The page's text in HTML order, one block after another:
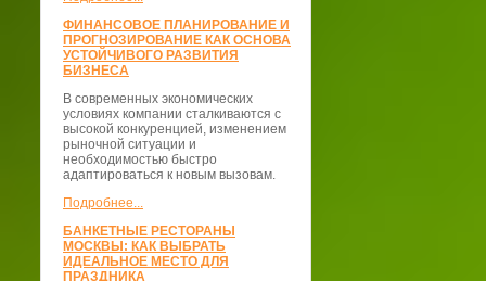
ФИНАНСОВОЕ ПЛАНИРОВАНИЕ И
ПРОГНОЗИРОВАНИЕ КАК ОСНОВА
УСТОЙЧИВОГО РАЗВИТИЯ
БИЗНЕСА
В современных экономических
условиях компании сталкиваются с
высокой конкуренцией, изменением
рыночной ситуации и
необходимостью быстро
адаптироваться к новым вызовам.
Подробнее...
БАНКЕТНЫЕ РЕСТОРАНЫ
МОСКВЫ: КАК ВЫБРАТЬ
ИДЕАЛЬНОЕ МЕСТО ДЛЯ
ПРАЗДНИКА